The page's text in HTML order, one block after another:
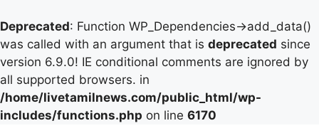
Deprecated: Function WP_Dependencies->add_data()
was called with an argument that is deprecated since
version 6.9.0! IE conditional comments are ignored by
all supported browsers. in
/home/livetamilnews.com/public_html/wp-
includes/functions.php on line 6170